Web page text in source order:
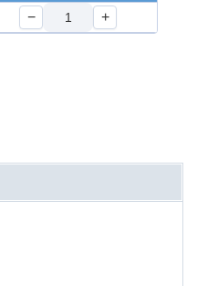
− +